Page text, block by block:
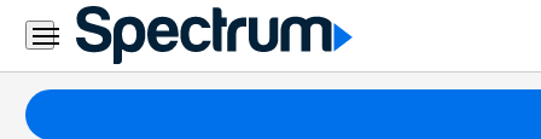
Residencial
Business
Paquetes